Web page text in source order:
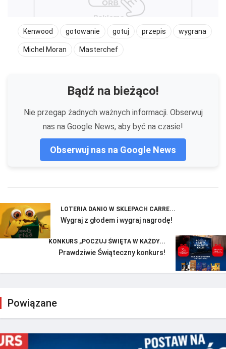
Kenwood gotowanie gotuj przepis wygrana
Michel Moran Masterchef
Bądź na bieżąco!
Nie przegap żadnych ważnych informacji. Obserwuj
nas na Google News, aby być na czasie!
Obserwuj nas na Google News
LOTERIA DANIO W SKLEPACH CARRE...
Wygraj z głodem i wygraj nagrodę!
KONKURS „POCZUJ ŚWIĘTA W KAŻDY...
Prawdziwie Świąteczny konkurs!
Powiązane